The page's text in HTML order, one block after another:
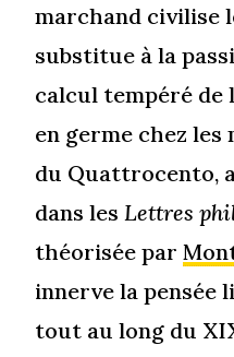
marchand civilise
substitue à la
calcul tempéré de
en germe chez
du Quattrocento,
dans les Lettres
théorisée par
innerve la pensée
tout au long du